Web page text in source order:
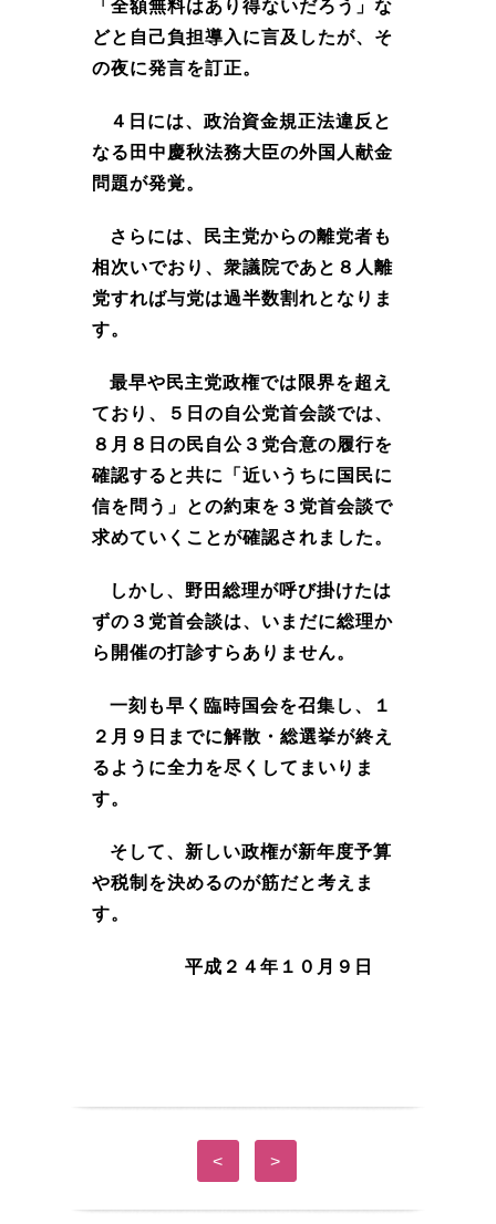
「全額無料はあり得ないだろう」な
どと自己負担導入に言及したが、そ
の夜に発言を訂正。
４日には、政治資金規正法違反と
なる田中慶秋法務大臣の外国人献金
問題が発覚。
さらには、民主党からの離党者も
相次いでおり、衆議院であと８人離
党すれば与党は過半数割れとなりま
す。
最早や民主党政権では限界を超え
ており、５日の自公党首会談では、
８月８日の民自公３党合意の履行を
確認すると共に「近いうちに国民に
信を問う」との約束を３党首会談で
求めていくことが確認されました。
しかし、野田総理が呼び掛けたは
ずの３党首会談は、いまだに総理か
ら開催の打診すらありません。
一刻も早く臨時国会を召集し、１
２月９日までに解散・総選挙が終え
るように全力を尽くしてまいりま
す。
そして、新しい政権が新年度予算
や税制を決めるのが筋だと考えま
す。
平成２４年１０月９日
< >